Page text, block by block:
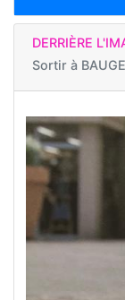
DERRIÈRE
Sortir à